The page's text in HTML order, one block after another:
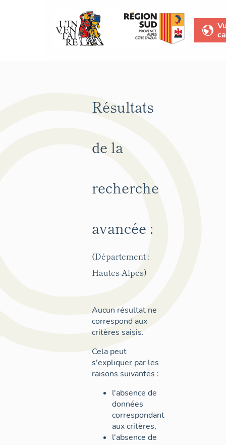
Résultats
de la
recherche
avancée :
(Département :
Hautes-Alpes)
Aucun résultat ne
correspond aux
critères saisis.
Cela peut
s'expliquer par les
raisons suivantes :
l'absence de
données
correspondant
aux critères,
l'absence de